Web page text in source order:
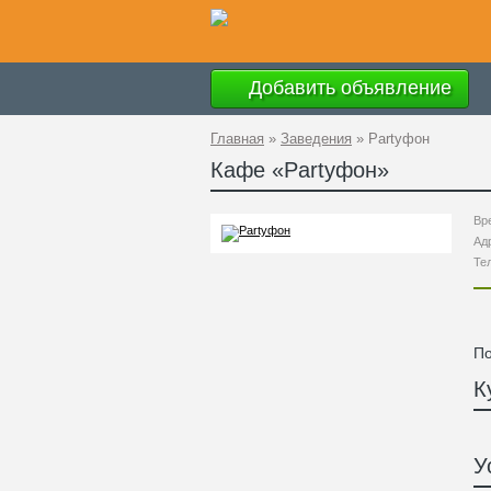
Добавить объявление
Главная » Заведения » Partyфон
Кафе «Partyфон»